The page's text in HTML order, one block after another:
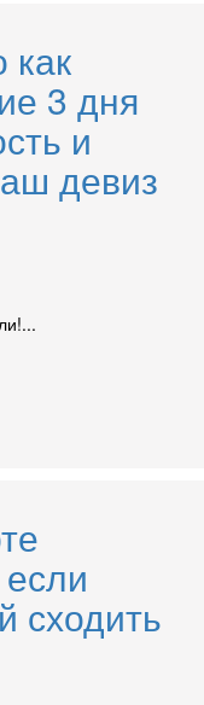
как
3 дня
и
девиз
сходить